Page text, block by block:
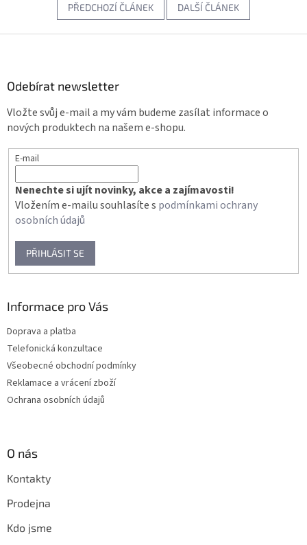
PŘEDCHOZÍ ČLÁNEK DALŠÍ ČLÁNEK
Odebírat newsletter
Vložte svůj e-mail a my vám budeme zasílat informace o
nových produktech na našem e-shopu.
E-mail
Nenechte si ujít novinky, akce a zajímavosti!
Vložením e-mailu souhlasíte s podmínkami ochrany
osobních údajů
PŘIHLÁSIT SE
Informace pro Vás
Doprava a platba
Telefonická konzultace
Všeobecné obchodní podmínky
Reklamace a vrácení zboží
Ochrana osobních údajů
O nás
Kontakty
Prodejna
Kdo jsme